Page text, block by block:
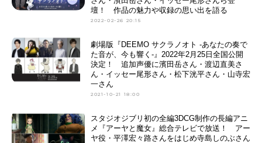
壇！ 作品の魅力や収録の思い出を語る
2022-02-26 20:15
劇場版『DEEMO サクラノオト -あなたの奏で
た音が、今も響く-』2022年2月25日全国公開
決定！ 追加声優に濱田岳さん・渡辺直美さ
ん・イッセー尾形さん・松下洸平さん・山寺宏
一さん
2021-10-21 18:00
スタジオジブリ初の全編3DCG制作の長編アニ
メ『アーヤと魔女』総合テレビで放送！ アー
ヤ役・平澤宏々路さんをはじめ寺島しのぶさん